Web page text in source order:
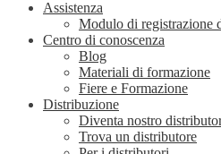
Assistenza
Modulo di registrazione
Centro di conoscenza
Blog
Materiali di formazione
Fiere e Formazione
Distribuzione
Diventa nostro
Trova un distributore